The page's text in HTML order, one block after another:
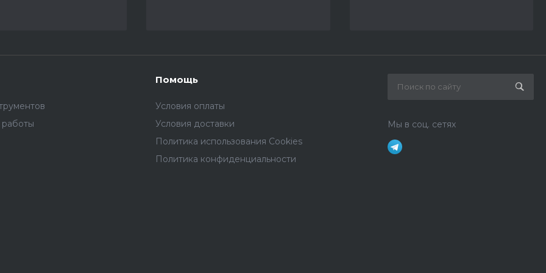
Помощь
Условия оплаты
Условия доставки
Политика использования Cookies
Политика конфиденциальности
Мы в соц. сетях